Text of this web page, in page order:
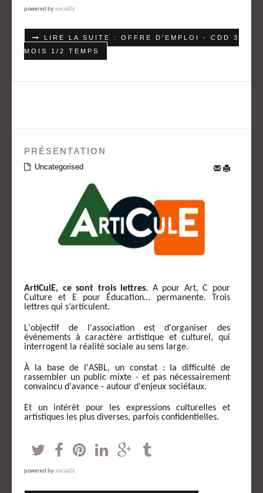
powered by social2s
LIRE LA SUITE : OFFRE D'EMPLOI - CDD 3
MOIS 1/2 TEMPS
PRÉSENTATION
Uncategorised
ArtiCulE, ce sont trois lettres. A pour Art, C pour
Culture et E pour Éducation… permanente. Trois
lettres qui s’articulent.
L'objectif de l'association est d'organiser des
événements à caractère artistique et culturel, qui
interrogent la réalité sociale au sens large.
À la base de l'ASBL, un constat : la difficulté de
rassembler un public mixte - et pas nécessairement
convaincu d'avance - autour d'enjeux sociétaux.
Et un intérêt pour les expressions culturelles et
artistiques les plus diverses, parfois confidentielles.
powered by social2s